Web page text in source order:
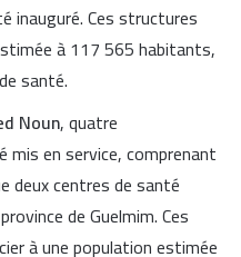
inauguré. Ces structures
à 117 565 habitants,
santé.
Noun, quatre
en service, comprenant
deux centres de santé
de Guelmim. Ces
à une population estimée